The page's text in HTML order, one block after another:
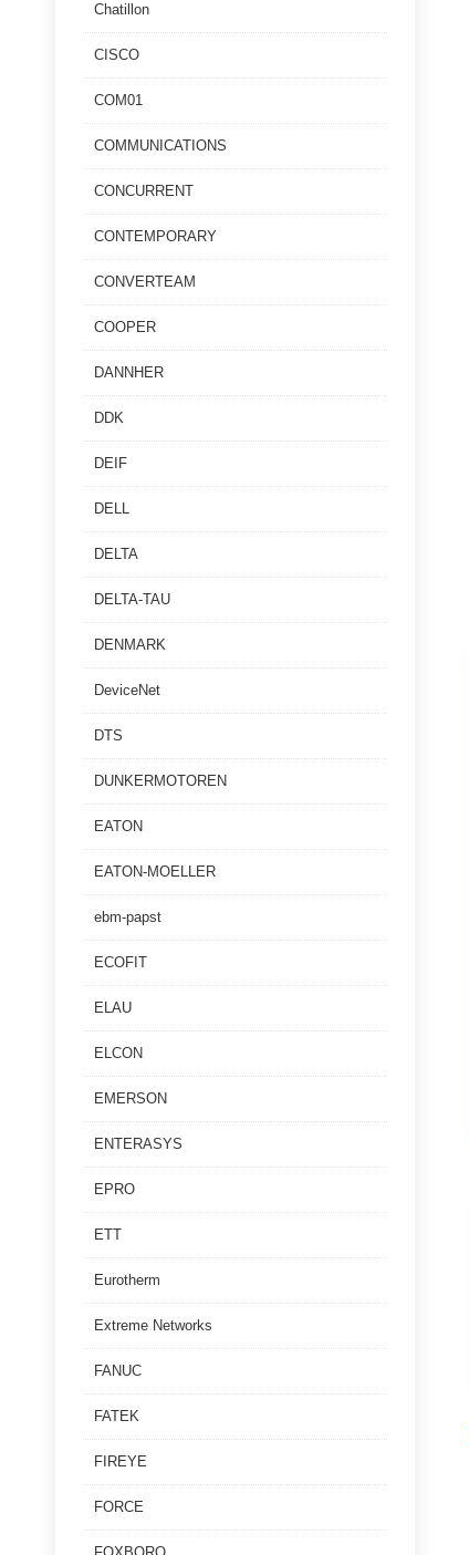
Chatillon
CISCO
COM01
COMMUNICATIONS
CONCURRENT
CONTEMPORARY
CONVERTEAM
COOPER
DANNHER
DDK
DEIF
DELL
DELTA
DELTA-TAU
DENMARK
DeviceNet
DTS
DUNKERMOTOREN
EATON
EATON-MOELLER
ebm-papst
ECOFIT
ELAU
ELCON
EMERSON
ENTERASYS
EPRO
ETT
Eurotherm
Extreme Networks
FANUC
FATEK
FIREYE
FORCE